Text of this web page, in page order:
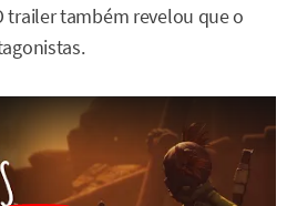
trailer também revelou que o